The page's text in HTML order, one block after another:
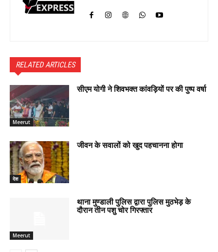
RELATED ARTICLES
Meerut
सीएम योगी ने शिवभक्त कांवड़ियों पर की पुष्प वर्षा
देश
जीवन के सवालों को खुद पहचानना होगा
Meerut
थाना मुण्डाली पुलिस द्वारा पुलिस मुठभेड़ के
दौरान तीन पशु चोर गिरफ्तार